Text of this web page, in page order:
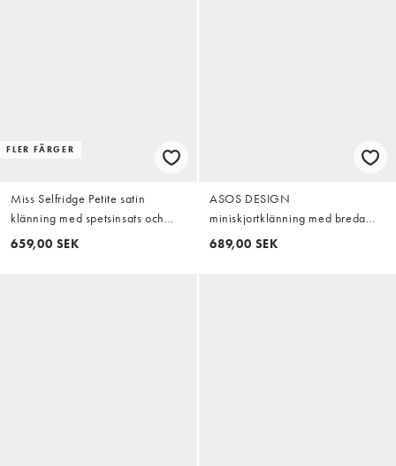
FLER FÄRGER
Miss Selfridge Petite satin
klänning med spetsinsats och
hanky-fåll i svart
659,00 SEK
ASOS DESIGN
miniskjortklänning med breda
manschetter i buttermilk
689,00 SEK